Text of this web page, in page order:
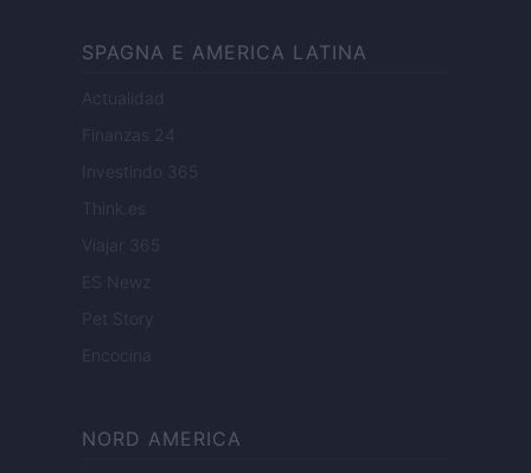
SPAGNA E AMERICA LATINA
Actualidad
Finanzas 24
Investindo 365
Think.es
Viajar 365
ES Newz
Pet Story
Encocina
NORD AMERICA